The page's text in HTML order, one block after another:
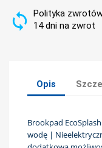
Polityka
14 dni na zwrot
Opis
Brookpad
wodę |